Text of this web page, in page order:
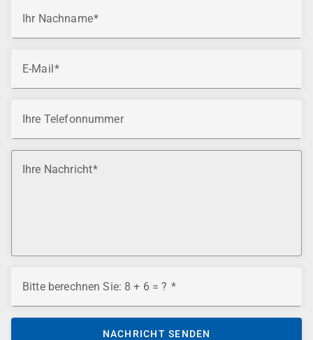
Ihr Nachname
E-Mail
Ihre Telefonnummer
Ihre Nachricht
Bitte berechnen Sie: 8 + 6 = ?
NACHRICHT SENDEN